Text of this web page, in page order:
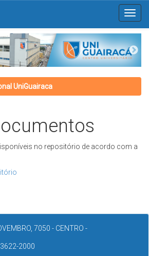
UniGuairaca
no repositório de acordo com a
7050 - CENTRO -
2000